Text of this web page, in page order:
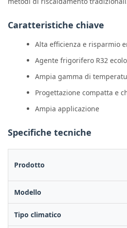
Caratteristiche chiave
Alta efficienza e risparmio
Agente frigorifero R32
Ampia gamma di
Progettazione compatta e
Ampia applicazione
Specifiche tecniche
Prodotto
Modello
Tipo climatico